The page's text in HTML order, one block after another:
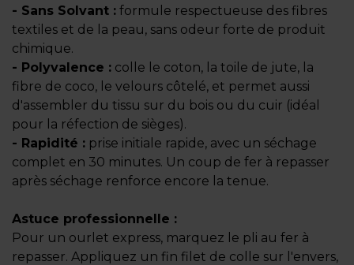
- Sans Solvant : formule respectueuse des fibres
textiles et de la peau, sans odeur forte de produit
chimique.
- Polyvalence : colle le coton, la toile de jute, la
fibre de coco, le velours côtelé, et permet aussi
d'assembler du tissu sur du bois ou du cuir (idéal
pour la réfection de sièges).
- Rapidité : prise initiale rapide, avec un séchage
complet en 30 minutes. Un coup de fer à repasser
après séchage renforce encore la tenue.
Astuce professionnelle :
Pour un ourlet express, marquez le pli au fer à
repasser. Appliquez un fin filet de colle sur l'envers,